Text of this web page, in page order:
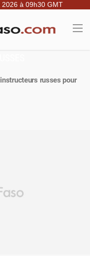
à 09h30 GMT
russes pour